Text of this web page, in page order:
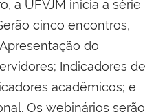
a UFVJM inicia a série
cinco encontros,
do
Indicadores de
acadêmicos; e
Os webinários serão